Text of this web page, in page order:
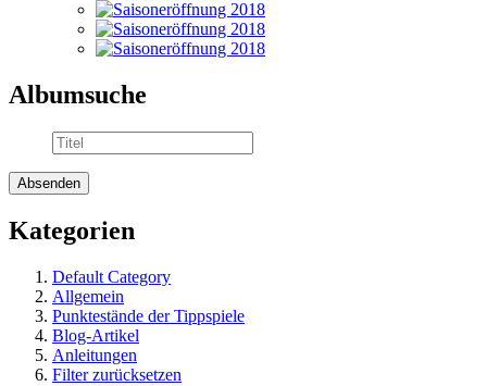
Albumsuche
Kategorien
Default Category
Allgemein
Punktestände der Tippspiele
Blog-Artikel
Anleitungen
Filter zurücksetzen